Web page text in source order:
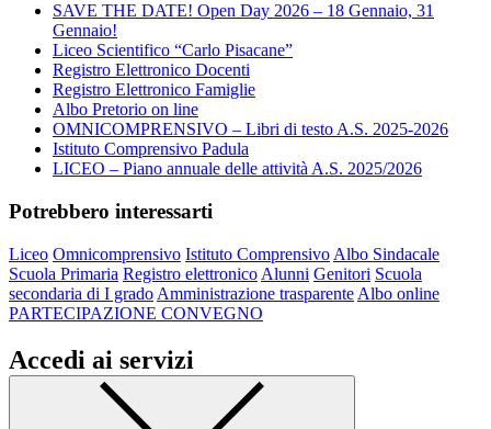
SAVE THE DATE! Open Day 2026 – 18 Gennaio, 31
Gennaio!
Liceo Scientifico “Carlo Pisacane”
Registro Elettronico Docenti
Registro Elettronico Famiglie
Albo Pretorio on line
OMNICOMPRENSIVO – Libri di testo A.S. 2025-2026
Istituto Comprensivo Padula
LICEO – Piano annuale delle attività A.S. 2025/2026
Potrebbero interessarti
Liceo Omnicomprensivo Istituto Comprensivo Albo Sindacale
Scuola Primaria Registro elettronico Alunni Genitori Scuola
secondaria di I grado Amministrazione trasparente Albo online
PARTECIPAZIONE CONVEGNO
Accedi ai servizi